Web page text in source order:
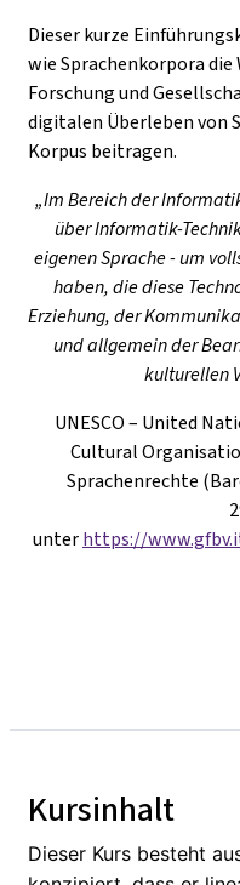
Dieser kurze
wie Sprachenkorpora
Forschung und
digitalen Überleben von
Korpus beitragen.
„Im Bereich der
über Informatik-
eigenen Sprache - um
haben, die diese
Erziehung, der
und allgemein der
kulturellen
UNESCO – United
Cultural
Sprachenrechte
unterhttps://
Kursinhalt
Dieser Kurs besteht